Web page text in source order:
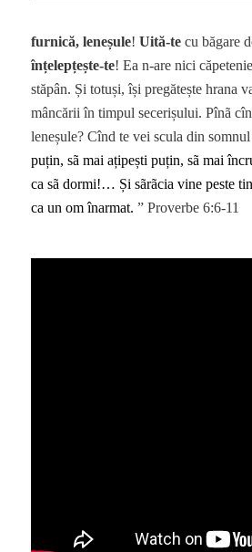
furnică, leneșule!Uită-te cu băgare
înțelepțește-te! Ea n-are nici
stăpân. Și totuși, își pregătește hrana
mâncării în timpul secerișului. Pînã
leneșule? Cînd te vei scula din somnul
puțin, sã mai ațipești puțin, sã mai
ca sã dormi!… Și sãrãcia vine peste
ca un om înarmat.” Proverbe 6:6-11